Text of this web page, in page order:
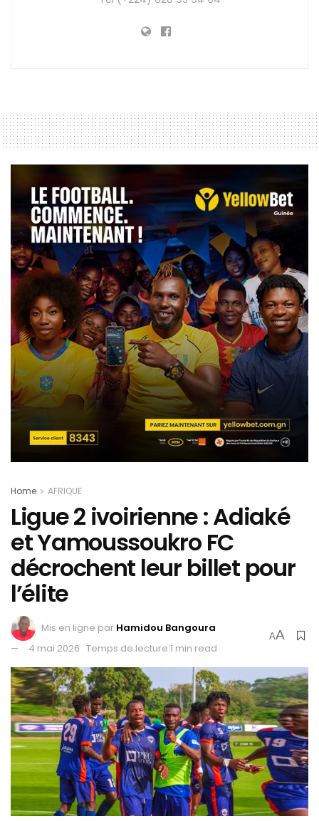
Home AFRIQUE
Ligue 2 ivoirienne : Adiaké
et Yamoussoukro FC
décrochent leur billet pour
l’élite
Mis en ligne par Hamidou Bangoura
4 mai 2026 Temps de lecture:1 min read
AA